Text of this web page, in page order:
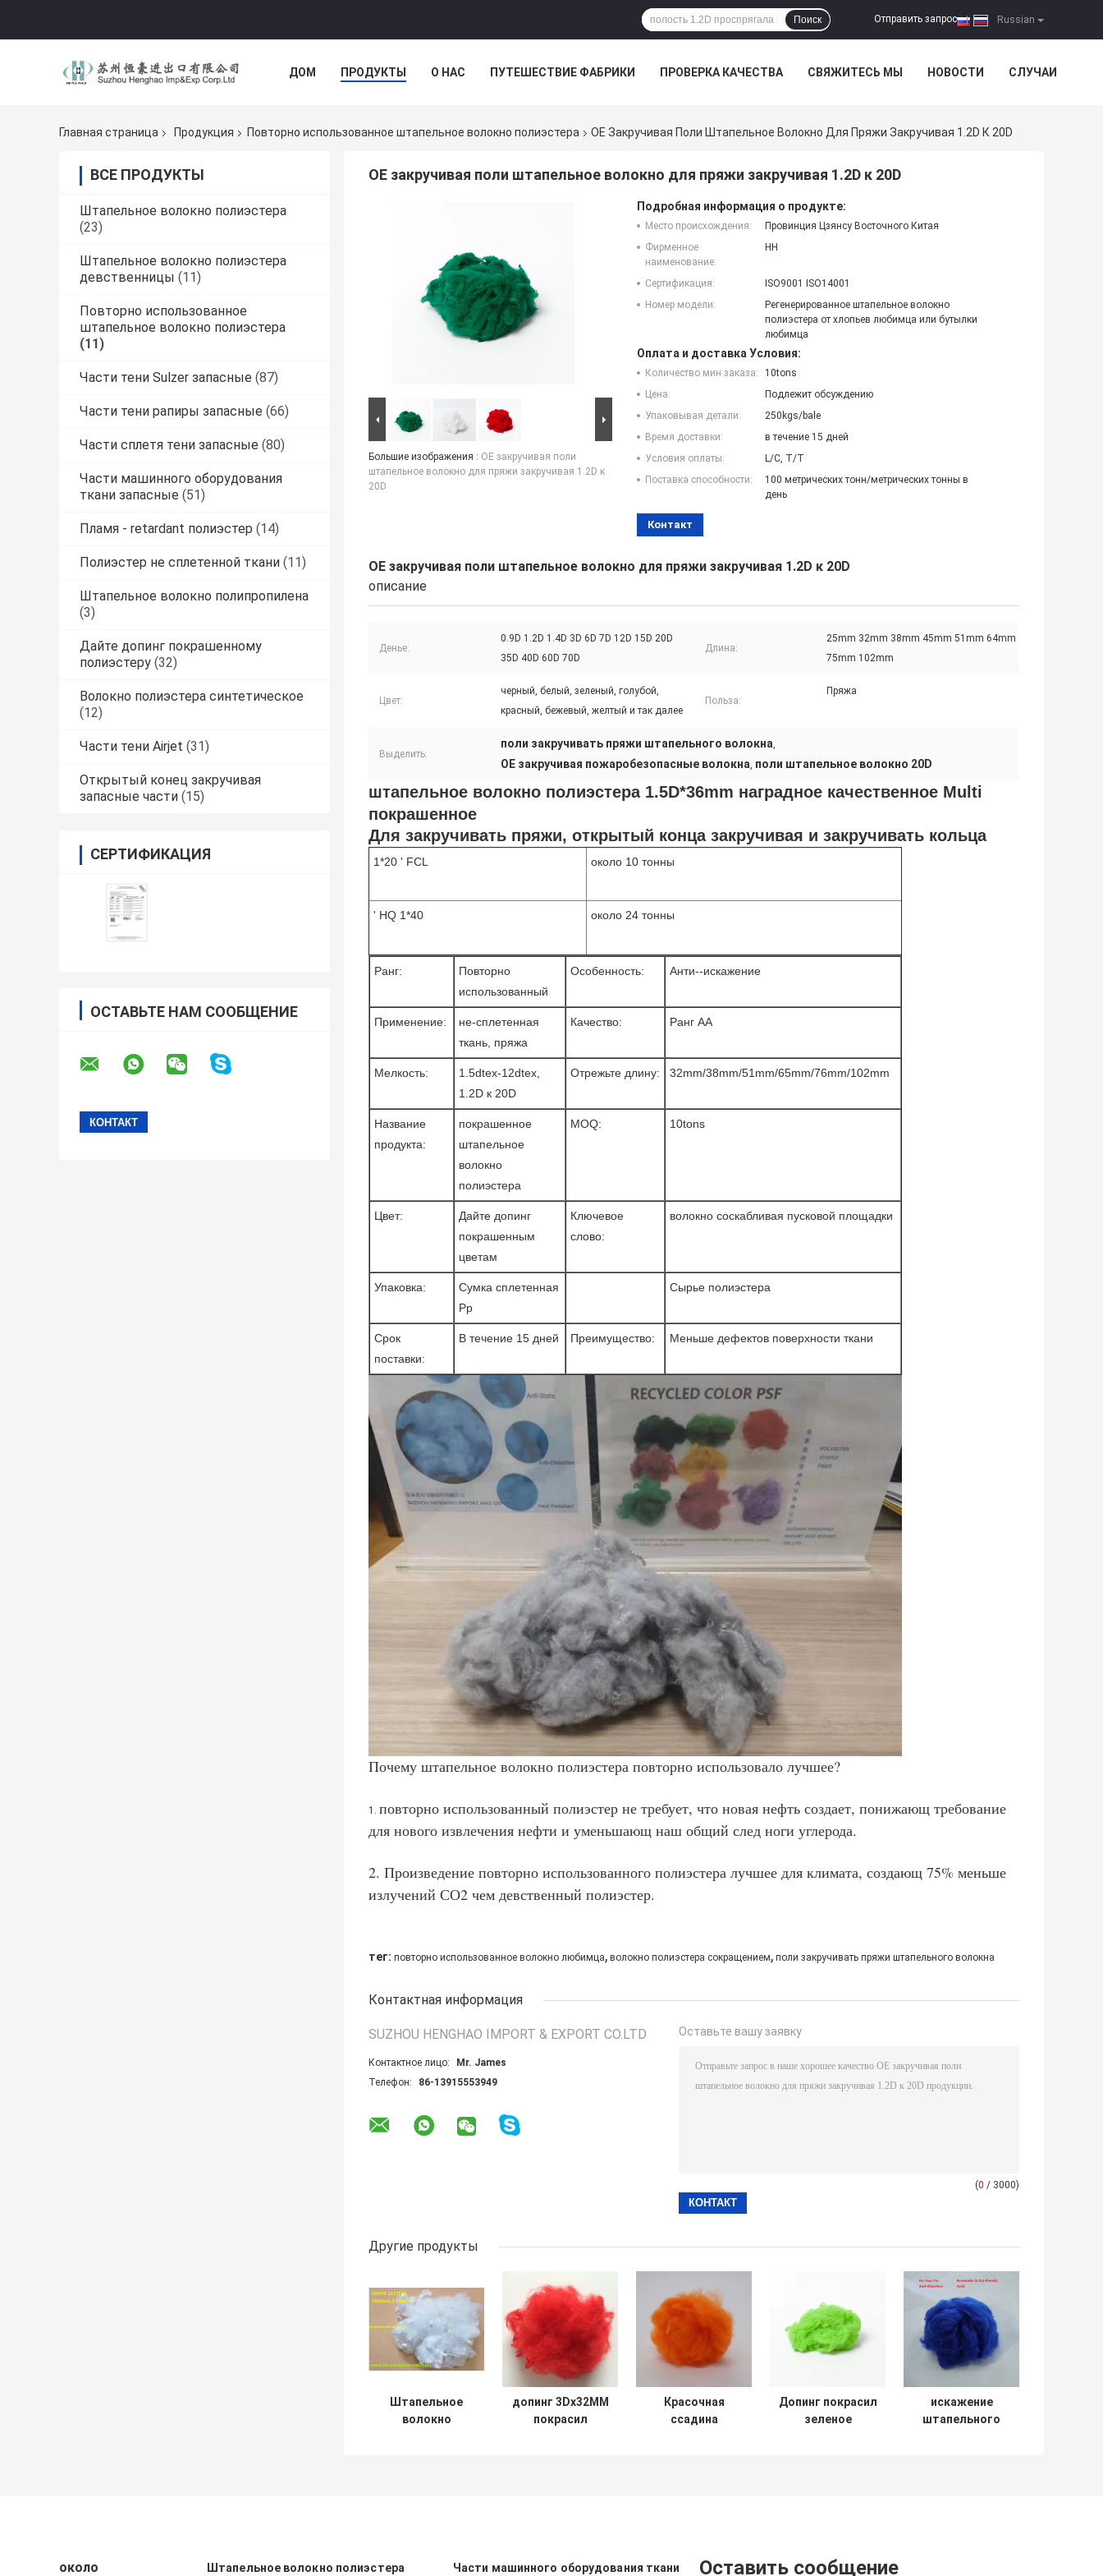
Russian
Отправить запрос |
Поиск
ДОМ ПРОДУКТЫ О НАС ПУТЕШЕСТВИЕ ФАБРИКИ ПРОВЕРКА КАЧЕСТВА СВЯЖИТЕСЬ МЫ НОВОСТИ СЛУЧАИ
Главная страница Продукция Повторно использованное штапельное волокно полиэстера OE Закручивая Поли Штапельное Волокно Для Пряжи Закручивая 1.2D К 20D
ВСЕ ПРОДУКТЫ
Штапельное волокно полиэстера
(23)
Штапельное волокно полиэстера
девственницы (11)
Повторно использованное
штапельное волокно полиэстера
(11)
Части тени Sulzer запасные (87)
Части тени рапиры запасные (66)
Части сплетя тени запасные (80)
Части машинного оборудования
ткани запасные (51)
Пламя - retardant полиэстер (14)
Полиэстер не сплетенной ткани (11)
Штапельное волокно полипропилена
(3)
Дайте допинг покрашенному
полиэстеру (32)
Волокно полиэстера синтетическое
(12)
Части тени Airjet (31)
Открытый конец закручивая
запасные части (15)
СЕРТИФИКАЦИЯ
ОСТАВЬТЕ НАМ СООБЩЕНИЕ
OE закручивая поли штапельное волокно для пряжи закручивая 1.2D к 20D
Большие изображения : OE закручивая поли
штапельное волокно для пряжи закручивая 1.2D к
20D
Подробная информация о продукте:
Место происхождения:
Провинция Цзянсу Восточного Китая
Фирменное
наименование:
HH
Сертификация:
ISO9001 ISO14001
Номер модели:
Регенерированное штапельное волокно
полиэстера от хлопьев любимца или бутылки
любимца
Оплата и доставка Условия:
Количество мин заказа:
10tons
Цена:
Подлежит обсуждению
Упаковывая детали:
250kgs/bale
Время доставки:
в течение 15 дней
Условия оплаты:
L/C, T/T
Поставка способности:
100 метрических тонн/метрических тонны в
день
Контакт
OE закручивая поли штапельное волокно для пряжи закручивая 1.2D к 20D
описание
Денье:
0.9D 1.2D 1.4D 3D 6D 7D 12D 15D 20D
35D 40D 60D 70D
Длина:
25mm 32mm 38mm 45mm 51mm 64mm
75mm 102mm
Цвет:
черный, белый, зеленый, голубой,
красный, бежевый, желтый и так далее
Польза:
Пряжа
Выделить:
поли закручивать пряжи штапельного волокна,
OE закручивая пожаробезопасные волокна, поли штапельное волокно 20D
штапельное волокно полиэстера 1.5D*36mm наградное качественное Multi
покрашенное
Для закручивать пряжи, открытый конца закручивая и закручивать кольца
1*20 ' FCL около 10 тонны
' HQ 1*40 около 24 тонны
Ранг:
Повторно
использованный
Особенность: Анти--искажение
Применение:
не-сплетенная
ткань, пряжа
Качество: Ранг AA
Мелкость:
1.5dtex-12dtex,
1.2D к 20D
Отрежьте длину: 32mm/38mm/51mm/65mm/76mm/102mm
Название
продукта:
покрашенное
штапельное
волокно
полиэстера
MOQ: 10tons
Цвет:
Дайте допинг
покрашенным
цветам
Ключевое
слово:
волокно соскабливая пусковой площадки
Упаковка:
Сумка сплетенная
Pp
Сырье полиэстера
Срок
поставки:
В течение 15 дней Преимущество: Меньше дефектов поверхности ткани
Почему штапельное волокно полиэстера повторно использовало лучшее?
1. повторно использованный полиэстер не требует, что новая нефть создает, понижающ требование
для нового извлечения нефти и уменьшающ наш общий след ноги углерода.
2. Произведение повторно использованного полиэстера лучшее для климата, создающ 75% меньше
излучений СО2 чем девственный полиэстер.
тег: повторно использованное волокно любимца, волокно полиэстера сокращением, поли закручивать пряжи штапельного волокна
Контактная информация
SUZHOU HENGHAO IMPORT & EXPORT CO.LTD
Контактное лицо:
Mr. James
Телефон:
86-13915553949
Оставьте вашу заявку
(0 / 3000)
Другие продукты
Штапельное
волокно
допинг 3Dx32MM
покрасил
Красочная
ссадина
Допинг покрасил
зеленое
войлока ковра
искажение
штапельного
около Штапельное волокно полиэстера Части машинного оборудования ткани Оставить сообщение